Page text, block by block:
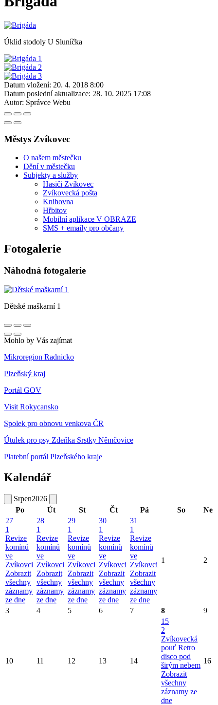
Úklid stodoly U Sluníčka
Datum vložení: 20. 4. 2018 8:00
Datum poslední aktualizace: 28. 10. 2025 17:08
Autor: Správce Webu
Městys Zvíkovec
O našem městečku
Dění v městečku
Subjekty a služby
Hasiči Zvíkovec
Zvíkovecká pošta
Knihovna
Hřbitov
Mobilní aplikace V OBRAZE
SMS + emaily pro občany
Fotogalerie
Náhodná fotogalerie
Dětské maškarní 1
Mohlo by Vás zajímat
Mikroregion Radnicko
Plzeňský kraj
Portál GOV
Visit Rokycansko
Spolek pro obnovu venkova ČR
Útulek pro psy Zdeňka Srstky Němčovice
Platební portál Plzeňského kraje
Kalendář
Srpen2026
Po
Út St Čt Pá So
Ne
27
1
Revize
komínů
ve
Zvíkovci
Zobrazit
všechny
záznamy
ze dne
28
1
Revize
komínů
ve
Zvíkovci
Zobrazit
všechny
záznamy
ze dne
29
1
Revize
komínů
ve
Zvíkovci
Zobrazit
všechny
záznamy
ze dne
30
1
Revize
komínů
ve
Zvíkovci
Zobrazit
všechny
záznamy
ze dne
31
1
Revize
komínů
ve
Zvíkovci
Zobrazit
všechny
záznamy
ze dne
1 2
3 4 5 6 7 8 9
10 11 12 13 14
15
2
Zvíkovecká
pouť Retro
disco pod
širým nebem
Zobrazit
všechny
záznamy ze
dne
16